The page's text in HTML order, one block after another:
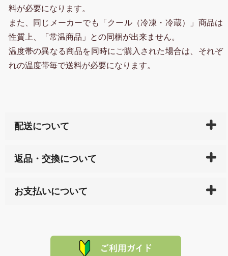
料が必要になります。
また、同じメーカーでも「クール（冷凍・冷蔵）」商品は
性質上、「常温商品」との同梱が出来ません。
温度帯の異なる商品を同時にご購入された場合は、それぞ
れの温度帯毎で送料が必要になります。
配送について
天ペイ」の方はご注文受付後）、 長崎県下全域に点在
サイト内で購入された商品の送料は、こちらの
全国送
れの生産メーカーからお客様の元へ直送いたしますの
返品・交換について
または配送途中の 事故などで不都合が生じている場合
品代金を返金いたします。）
その際は誠に申し訳ありませんが、当協会までご注文
お支払いについて
た場合、お客様からの ご入金を確認した後で、商品を